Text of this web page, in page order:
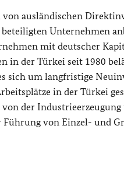
ausländischen
Unternehmen
mit deutscher
der Türkei seit 1980
sich um langfristige
in der Türkei
der
von Einzel- und